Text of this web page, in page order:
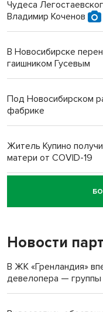
Чудеса
Владимир Коченов
В Новосибирске
гаишником Гусевым
Под Новосибирском
фабрике
Житель Купино
матери от COVID-19
Новосибирский суд
пенсионерки на
«Мы живём на
терроризируют
Новости
В ЖК «Гренландия»
девелопера —